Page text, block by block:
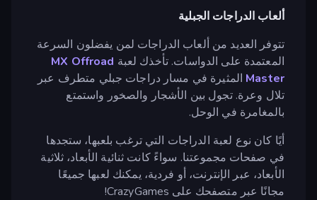
ألعاب الدراجات الجبلية
تتوفر العديد من ألعاب الدراجات لمن يفضلون السرعة
المعتمدة على الدواسات. تأخذك لعبة MX Offroad
Master المثيرة في مسار دراجات جبلي متطرف عبر
تلال وعرة. تجول بين الأشجار والصخور واستمتع
بالمغامرة في الوحل.
أيًا كان نوع لعبة الدراجات التي ترغب بلعبها، ستجدها
في صفحات مجموعتنا. سواءً كانت ثنائية الأبعاد، ثلاثية
الأبعاد، عبر الإنترنت، أو فردية، يمكنك لعبها جميعًا
مجانًا عبر متصفحك على CrazyGames!